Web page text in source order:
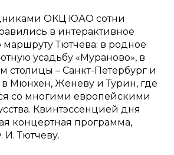
ОКЦ ЮАО сотни
в интерактивное
маршруту Тютчева: в родное
усадьбу «Мураново», в
столицы – Санкт-Петербург и
в Мюнхен, Женеву и Турин, где
со многими европейскими
Квинтэссенцией дня
концертная программа,
Тютчеву.